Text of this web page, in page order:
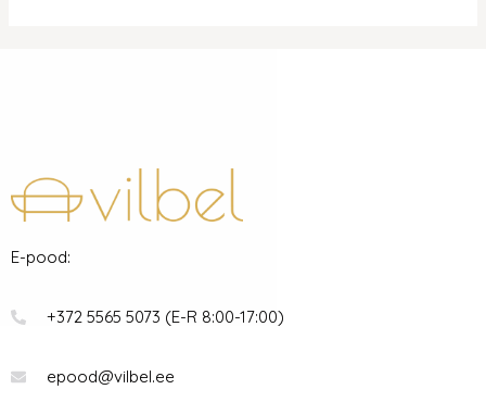
E-pood:
+372 5565 5073 (E-R 8:00-17:00)
epood@vilbel.ee